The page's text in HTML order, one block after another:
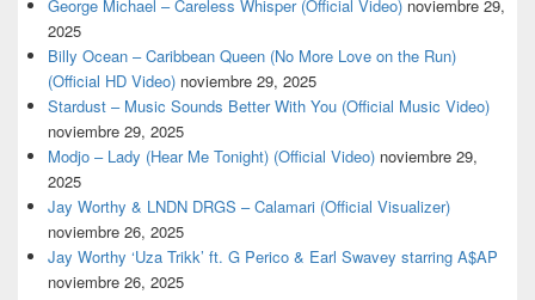
George Michael – Careless Whisper (Official Video) noviembre 29,
2025
Billy Ocean – Caribbean Queen (No More Love on the Run)
(Official HD Video) noviembre 29, 2025
Stardust – Music Sounds Better With You (Official Music Video)
noviembre 29, 2025
Modjo – Lady (Hear Me Tonight) (Official Video) noviembre 29,
2025
Jay Worthy & LNDN DRGS – Calamari (Official Visualizer)
noviembre 26, 2025
Jay Worthy ‘Uza Trikk’ ft. G Perico & Earl Swavey starring A$AP
noviembre 26, 2025